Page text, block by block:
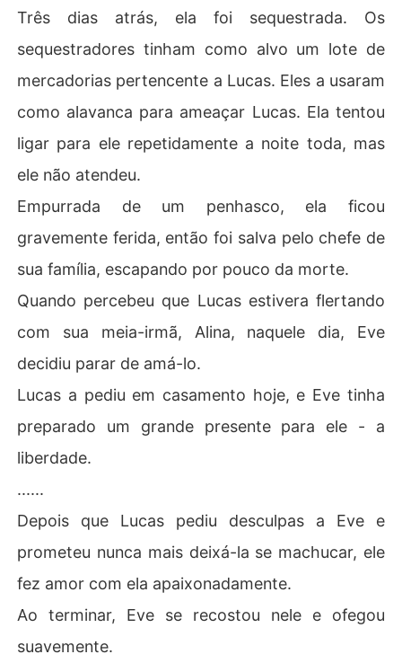
Três dias atrás, ela foi sequestrada. Os
sequestradores tinham como alvo um lote de
mercadorias pertencente a Lucas. Eles a usaram
como alavanca para ameaçar Lucas. Ela tentou
ligar para ele repetidamente a noite toda, mas
ele não atendeu.
Empurrada de um penhasco, ela ficou
gravemente ferida, então foi salva pelo chefe de
sua família, escapando por pouco da morte.
Quando percebeu que Lucas estivera flertando
com sua meia-irmã, Alina, naquele dia, Eve
decidiu parar de amá-lo.
Lucas a pediu em casamento hoje, e Eve tinha
preparado um grande presente para ele - a
liberdade.
......
Depois que Lucas pediu desculpas a Eve e
prometeu nunca mais deixá-la se machucar, ele
fez amor com ela apaixonadamente.
Ao terminar, Eve se recostou nele e ofegou
suavemente.